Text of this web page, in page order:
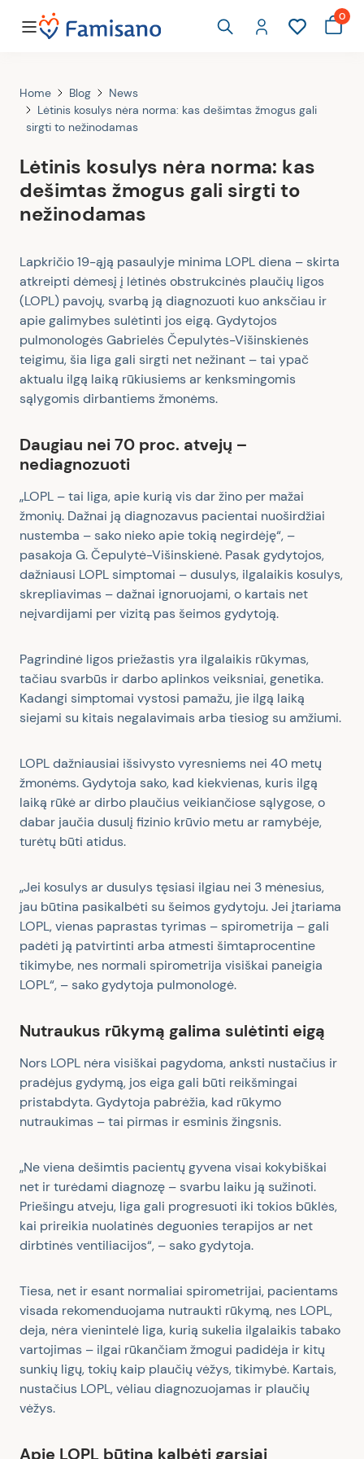
0
Home Blog
News
Lėtinis kosulys nėra norma: kas dešimtas žmogus gali
sirgti to nežinodamas
Lėtinis kosulys nėra norma: kas
dešimtas žmogus gali sirgti to
nežinodamas
Lapkričio 19-ąją pasaulyje minima LOPL diena – skirta
atkreipti dėmesį į lėtinės obstrukcinės plaučių ligos
(LOPL) pavojų, svarbą ją diagnozuoti kuo anksčiau ir
apie galimybes sulėtinti jos eigą. Gydytojos
pulmonologės Gabrielės Čepulytės-Višinskienės
teigimu, šia liga gali sirgti net nežinant – tai ypač
aktualu ilgą laiką rūkiusiems ar kenksmingomis
sąlygomis dirbantiems žmonėms.
Daugiau nei 70 proc. atvejų –
nediagnozuoti
„LOPL – tai liga, apie kurią vis dar žino per mažai
žmonių. Dažnai ją diagnozavus pacientai nuoširdžiai
nustemba – sako nieko apie tokią negirdėję“, –
pasakoja G. Čepulytė-Višinskienė. Pasak gydytojos,
dažniausi LOPL simptomai – dusulys, ilgalaikis kosulys,
skrepliavimas – dažnai ignoruojami, o kartais net
neįvardijami per vizitą pas šeimos gydytoją.
Pagrindinė ligos priežastis yra ilgalaikis rūkymas,
tačiau svarbūs ir darbo aplinkos veiksniai, genetika.
Kadangi simptomai vystosi pamažu, jie ilgą laiką
siejami su kitais negalavimais arba tiesiog su amžiumi.
LOPL dažniausiai išsivysto vyresniems nei 40 metų
žmonėms. Gydytoja sako, kad kiekvienas, kuris ilgą
laiką rūkė ar dirbo plaučius veikiančiose sąlygose, o
dabar jaučia dusulį fizinio krūvio metu ar ramybėje,
turėtų būti atidus.
„Jei kosulys ar dusulys tęsiasi ilgiau nei 3 mėnesius,
jau būtina pasikalbėti su šeimos gydytoju. Jei įtariama
LOPL, vienas paprastas tyrimas – spirometrija – gali
padėti ją patvirtinti arba atmesti šimtaprocentine
tikimybe, nes normali spirometrija visiškai paneigia
LOPL“, – sako gydytoja pulmonologė.
Nutraukus rūkymą galima sulėtinti eigą
Nors LOPL nėra visiškai pagydoma, anksti nustačius ir
pradėjus gydymą, jos eiga gali būti reikšmingai
pristabdyta. Gydytoja pabrėžia, kad rūkymo
nutraukimas – tai pirmas ir esminis žingsnis.
„Ne viena dešimtis pacientų gyvena visai kokybiškai
net ir turėdami diagnozę – svarbu laiku ją sužinoti.
Priešingu atveju, liga gali progresuoti iki tokios būklės,
kai prireikia nuolatinės deguonies terapijos ar net
dirbtinės ventiliacijos“, – sako gydytoja.
Tiesa, net ir esant normaliai spirometrijai, pacientams
visada rekomenduojama nutraukti rūkymą, nes LOPL,
deja, nėra vienintelė liga, kurią sukelia ilgalaikis tabako
vartojimas – ilgai rūkančiam žmogui padidėja ir kitų
sunkių ligų, tokių kaip plaučių vėžys, tikimybė. Kartais,
nustačius LOPL, vėliau diagnozuojamas ir plaučių
vėžys.
Apie LOPL būtina kalbėti garsiai